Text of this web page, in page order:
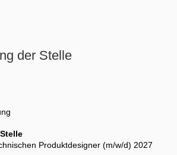
der Stelle
Produktdesigner (m/w/d) 2027